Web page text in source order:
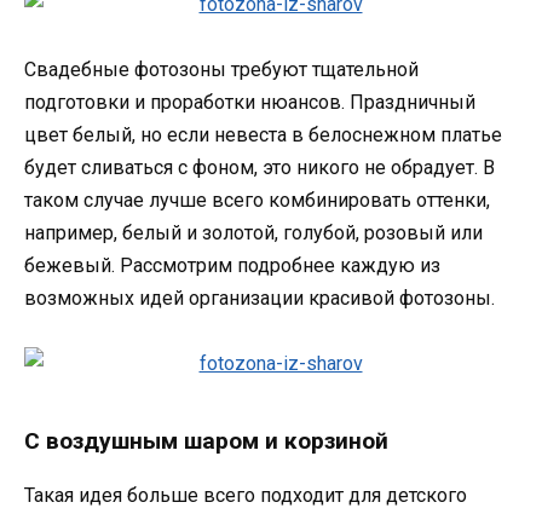
Свадебные фотозоны требуют тщательной
подготовки и проработки нюансов. Праздничный
цвет белый, но если невеста в белоснежном платье
будет сливаться с фоном, это никого не обрадует. В
таком случае лучше всего комбинировать оттенки,
например, белый и золотой, голубой, розовый или
бежевый. Рассмотрим подробнее каждую из
возможных идей организации красивой фотозоны.
С воздушным шаром и корзиной
Такая идея больше всего подходит для детского